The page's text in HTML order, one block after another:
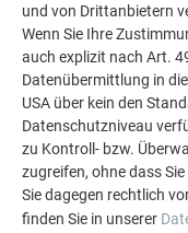
Aluminium
weitere
PREFA
Fassade.
MEHR
und von Drittanbietern
Wenn Sie Ihre
auch explizit nach Art.
Datenübermittlung in
USA über kein den
Datenschutzniveau
zu Kontroll- bzw.
zugreifen, ohne dass
Sie dagegen rechtlich
finden Sie in unserer